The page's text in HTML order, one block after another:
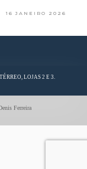
16 JANEIRO 2026
LOJAS 2 E 3.
Ferreira